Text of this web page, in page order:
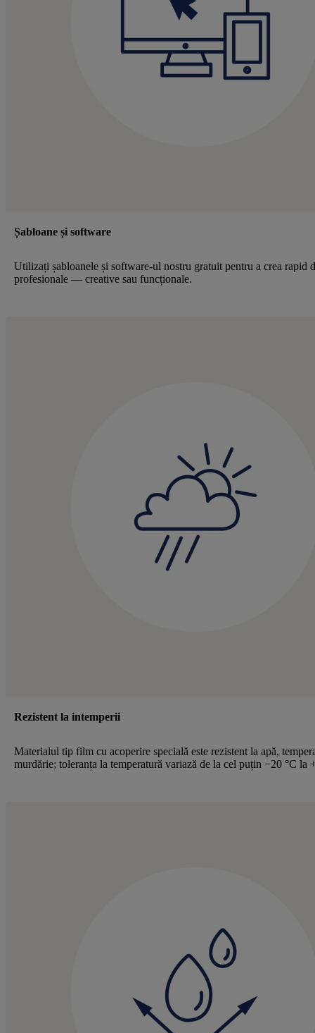
Șabloane și software
Utilizați șabloanele și software-ul nostru gratuit pentru a crea rapid
profesionale — creative sau funcționale.
Rezistent la intemperii
Materialul tip film cu acoperire specială este rezistent la apă,
murdărie; toleranța la temperatură variază de la cel puțin −20 °C la